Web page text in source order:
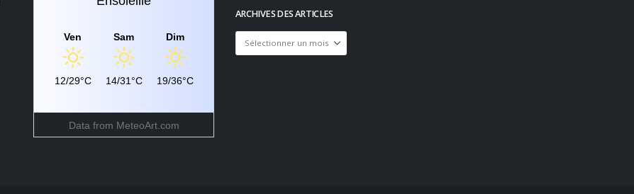
Ven
12/29°C
Sam
14/31°C
Dim
19/36°C
Data from MeteoArt.com
ARCHIVES DES ARTICLES
Archives
des